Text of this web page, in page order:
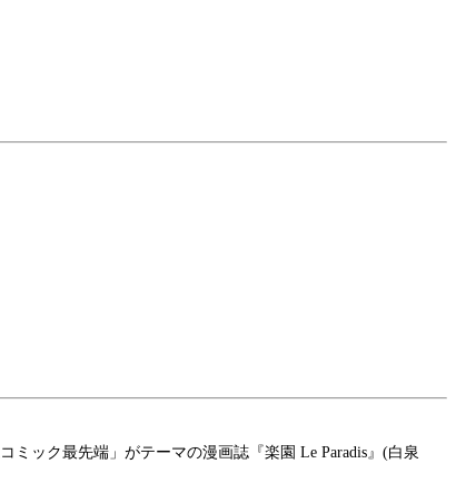
ミック最先端」がテーマの漫画誌『楽園 Le Paradis』(白泉